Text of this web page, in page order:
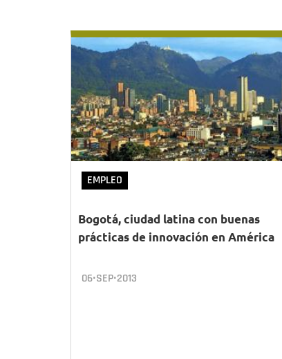
EMPLEO
Bogotá, ciudad latina con buenas
prácticas de innovación en América
06•SEP•2013